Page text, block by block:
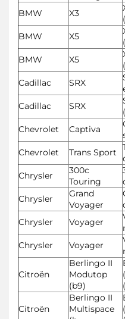
BMW
X3
BMW
X5
BMW
X5
Cadillac
SRX
Cadillac
SRX
Chevrolet
Captiva
Chevrolet
Trans Sport
Chrysler
300c
Touring
Chrysler
Grand
Voyager
Chrysler
Voyager
Chrysler
Voyager
Citroën
Berlingo II
Modutop
(b9)
Citroën
Berlingo II
Multispace